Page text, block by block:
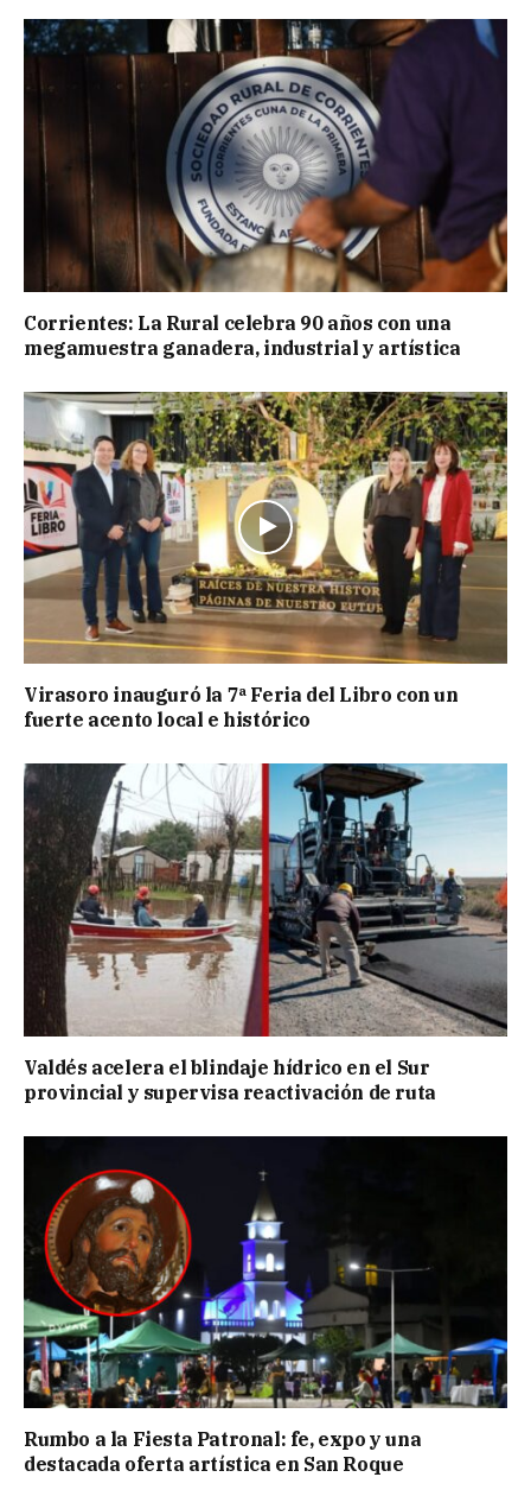
Corrientes: La Rural celebra 90 años con una
megamuestra ganadera, industrial y artística
Virasoro inauguró la 7ª Feria del Libro con un
fuerte acento local e histórico
Valdés acelera el blindaje hídrico en el Sur
provincial y supervisa reactivación de ruta
Rumbo a la Fiesta Patronal: fe, expo y una
destacada oferta artística en San Roque